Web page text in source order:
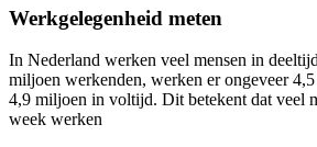
Werkgelegenheid meten
In Nederland werken veel mensen in
miljoen werkenden, werken er ongeveer
4,9 miljoen in voltijd. Dit betekent dat veel
week werken